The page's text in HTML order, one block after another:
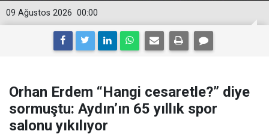
00:00
09 Ağustos 2026
Orhan Erdem “Hangi cesaretle?” diye
sormuştu: Aydın’ın 65 yıllık spor
salonu yıkılıyor